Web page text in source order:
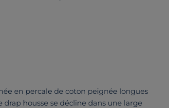
en percale de coton peignée longues
drap housse se décline dans une large